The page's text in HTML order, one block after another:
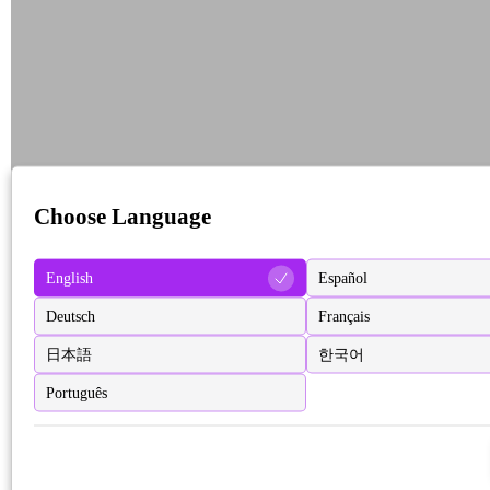
Choose Language
English Español
Deutsch Français
日本語 한국어
Português